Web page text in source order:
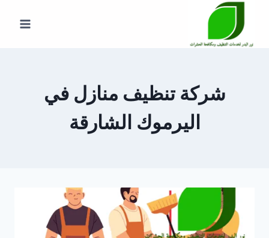
المحتوى
شركة تنظيف منازل في
اليرموك الشارقة